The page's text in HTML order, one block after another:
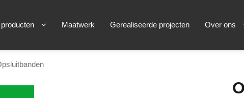
Maatwerk Gerealiseerde projecten Over ons